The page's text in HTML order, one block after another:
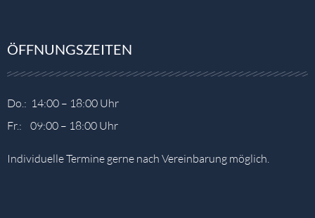
ÖFFNUNGSZEITEN
Do.: 14:00 – 18:00 Uhr
Fr.: 09:00 – 18:00 Uhr
Individuelle Termine gerne nach Vereinbarung möglich.